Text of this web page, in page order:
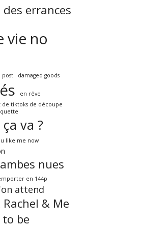
errances
vie no
post damaged goods
en rêve
tiktoks de découpe
va ?
like me now
nues
en 144p
attend
& Me
be